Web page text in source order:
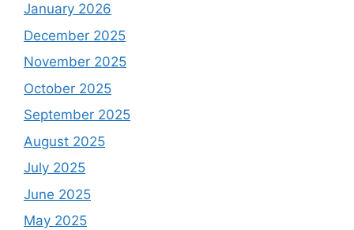
January 2026
December 2025
November 2025
October 2025
September 2025
August 2025
July 2025
June 2025
May 2025